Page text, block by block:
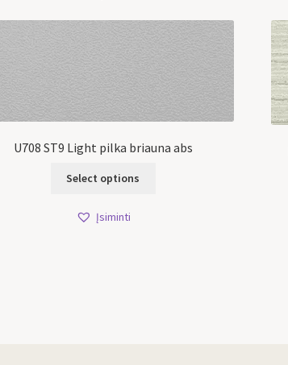
U708 ST9 Light pilka briauna abs
Select options
Įsiminti